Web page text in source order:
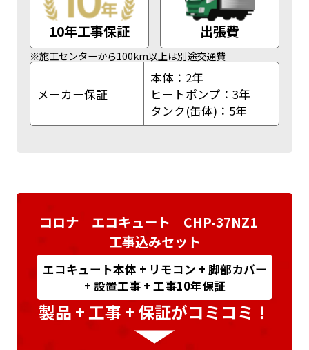
10年工事保証 出張費
※施工センターから100km以上は別途交通費
メーカー保証
本体：2年
ヒートポンプ：3年
タンク(缶体)：5年
コロナ エコキュート CHP-37NZ1
工事込みセット
エコキュート本体 + リモコン + 脚部カバー
+ 設置工事 + 工事10年保証
製品 + 工事 + 保証がコミコミ！